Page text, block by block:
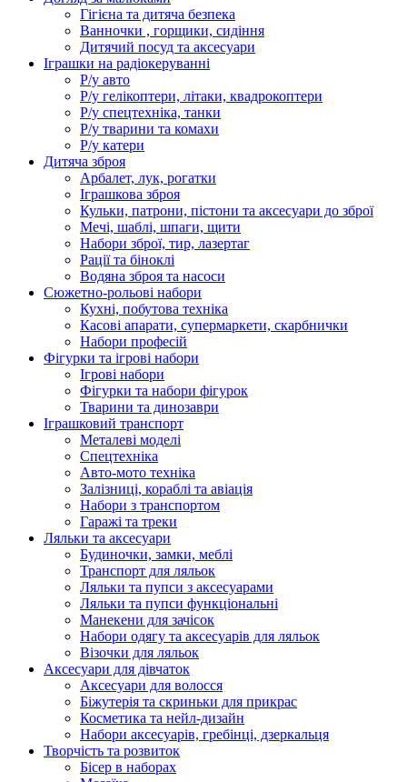
Гігієна та дитяча безпека
Ванночки , горщики, сидіння
Дитячий посуд та аксесуари
Іграшки на радіокеруванні
Р/у авто
Р/у гелікоптери, літаки, квадрокоптери
Р/у спецтехніка, танки
Р/у тварини та комахи
Р/у катери
Дитяча зброя
Арбалет, лук, рогатки
Іграшкова зброя
Кульки, патрони, пістони та аксесуари до зброї
Мечі, шаблі, шпаги, щити
Набори зброї, тир, лазертаг
Рації та біноклі
Водяна зброя та насоси
Сюжетно-рольові набори
Кухні, побутова техніка
Касові апарати, супермаркети, скарбнички
Набори професій
Фігурки та ігрові набори
Ігрові набори
Фігурки та набори фігурок
Тварини та динозаври
Іграшковий транспорт
Металеві моделі
Спецтехніка
Авто-мото техніка
Залізниці, кораблі та авіація
Набори з транспортом
Гаражі та треки
Ляльки та аксесуари
Будиночки, замки, меблі
Транспорт для ляльок
Ляльки та пупси з аксесуарами
Ляльки та пупси функціональні
Манекени для зачісок
Набори одягу та аксесуарів для ляльок
Візочки для ляльок
Аксесуари для дівчаток
Аксесуари для волосся
Біжутерія та скриньки для прикрас
Косметика та нейл-дизайн
Набори аксесуарів, гребінці, дзеркальця
Творчість та розвиток
Бісер в наборах